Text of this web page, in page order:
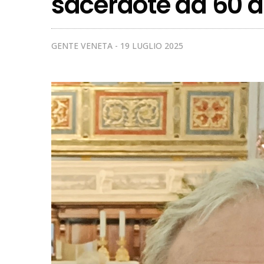
GENTE VENETA 19 LUGLIO 2025